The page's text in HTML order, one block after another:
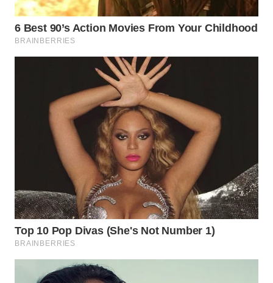
WN
BEKASI
WN
TAPANULI
WN
SAMOSIR
LAWAS